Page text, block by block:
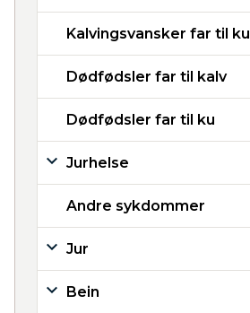
Kalvingsvansker far til ku
Dødfødsler far til kalv
Dødfødsler far til ku
Jurhelse
Andre sykdommer
Jur
Bein